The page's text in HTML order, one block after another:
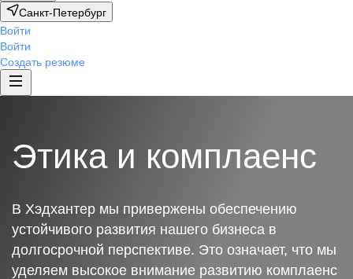
Санкт-Петербург
Войти
Войти
Создать резюме
Этика и комплаенс
В Хэдхантер мы привержены обеспечению
устойчивого развития нашего бизнеса в
долгосрочной перспективе. Это означает, что мы
уделяем высокое внимание развитию комплаенс